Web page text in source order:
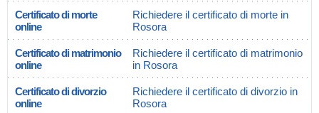
Certificato di morte
online
Richiedere il certificato di morte in
Rosora
Certificato di matrimonio
online
Richiedere il certificato di matrimonio
in Rosora
Certificato di divorzio
online
Richiedere il certificato di divorzio in
Rosora